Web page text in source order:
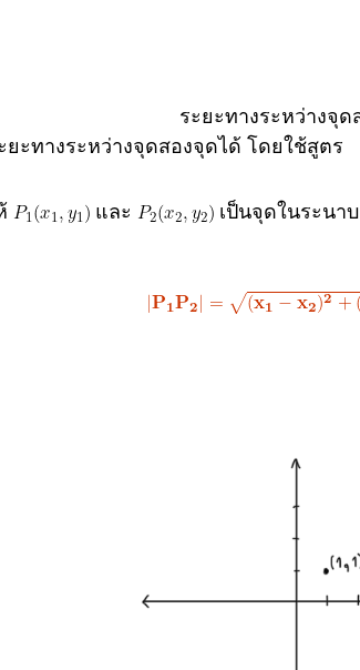
ระยะทางระหว่างจุด
ยะทางระหว่างจุดสองจุดได้ โดยใช้สูตร
และ
เป็นจุดในระนา